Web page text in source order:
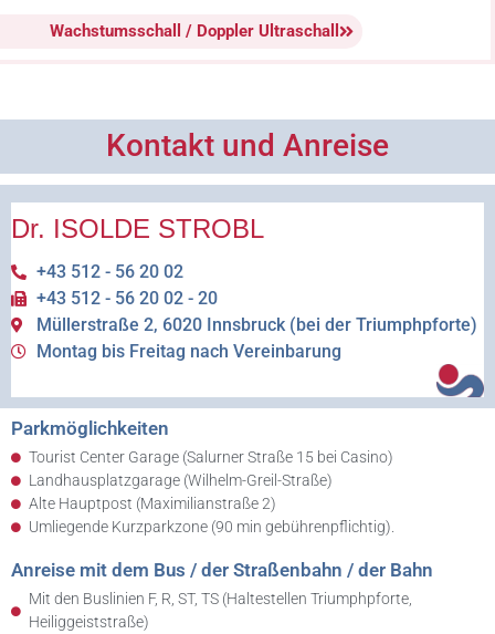
Wachstumsschall / Doppler Ultraschall
Kontakt und Anreise
Dr. ISOLDE STROBL
+43 512 - 56 20 02
+43 512 - 56 20 02 - 20
Müllerstraße 2, 6020 Innsbruck (bei der Triumphpforte)
Montag bis Freitag nach Vereinbarung
Parkmöglichkeiten
Tourist Center Garage (Salurner Straße 15 bei Casino)
Landhausplatzgarage (Wilhelm-Greil-Straße)
Alte Hauptpost (Maximilianstraße 2)
Umliegende Kurzparkzone (90 min gebührenpflichtig).
Anreise mit dem Bus / der Straßenbahn / der Bahn
Mit den Buslinien F, R, ST, TS (Haltestellen Triumphpforte,
Heiliggeiststraße)